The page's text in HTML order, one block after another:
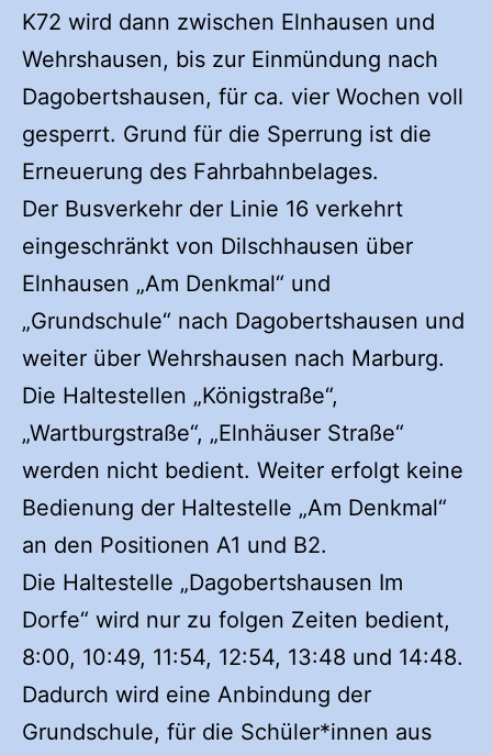
K72 wird dann zwischen Elnhausen und
Wehrshausen, bis zur Einmündung nach
Dagobertshausen, für ca. vier Wochen voll
gesperrt. Grund für die Sperrung ist die
Erneuerung des Fahrbahnbelages.
Der Busverkehr der Linie 16 verkehrt
eingeschränkt von Dilschhausen über
Elnhausen „Am Denkmal“ und
„Grundschule“ nach Dagobertshausen und
weiter über Wehrshausen nach Marburg.
Die Haltestellen „Königstraße“,
„Wartburgstraße“, „Elnhäuser Straße“
werden nicht bedient. Weiter erfolgt keine
Bedienung der Haltestelle „Am Denkmal“
an den Positionen A1 und B2.
Die Haltestelle „Dagobertshausen Im
Dorfe“ wird nur zu folgen Zeiten bedient,
8:00, 10:49, 11:54, 12:54, 13:48 und 14:48.
Dadurch wird eine Anbindung der
Grundschule, für die Schüler*innen aus